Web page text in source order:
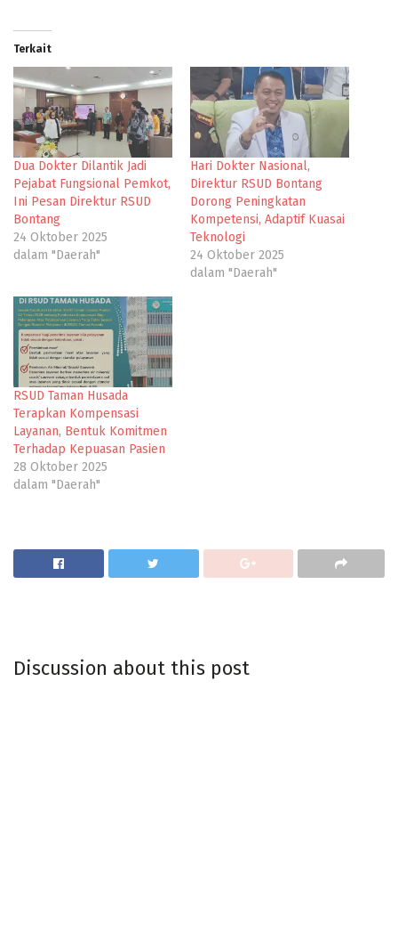
Terkait
Dua Dokter Dilantik Jadi
Pejabat Fungsional Pemkot,
Ini Pesan Direktur RSUD
Bontang
24 Oktober 2025
dalam "Daerah"
Hari Dokter Nasional,
Direktur RSUD Bontang
Dorong Peningkatan
Kompetensi, Adaptif Kuasai
Teknologi
24 Oktober 2025
dalam "Daerah"
RSUD Taman Husada
Terapkan Kompensasi
Layanan, Bentuk Komitmen
Terhadap Kepuasan Pasien
28 Oktober 2025
dalam "Daerah"
Discussion about this post